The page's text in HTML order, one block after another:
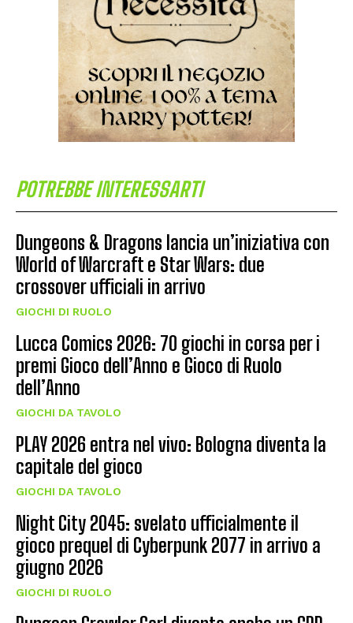
POTREBBE INTERESSARTI
Dungeons & Dragons lancia un’iniziativa con
World of Warcraft e Star Wars: due
crossover ufficiali in arrivo
GIOCHI DI RUOLO
Lucca Comics 2026: 70 giochi in corsa per i
premi Gioco dell’Anno e Gioco di Ruolo
dell’Anno
GIOCHI DA TAVOLO
PLAY 2026 entra nel vivo: Bologna diventa la
capitale del gioco
GIOCHI DA TAVOLO
Night City 2045: svelato ufficialmente il
gioco prequel di Cyberpunk 2077 in arrivo a
giugno 2026
GIOCHI DI RUOLO